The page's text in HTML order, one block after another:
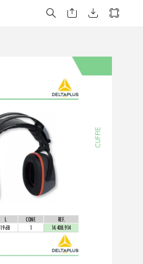
CUFFIE
L CONF. REF.
19 dB 1 14.408.914